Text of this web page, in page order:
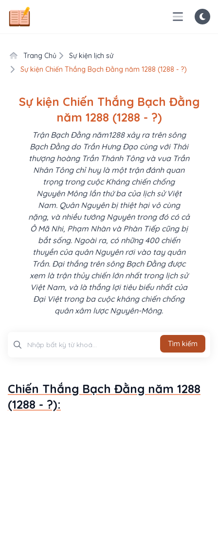
Trang Chủ
Sự kiện lịch sử
Sự kiện Chiến Thắng Bạch Đằng năm 1288 (1288 - ?)
Sự kiện Chiến Thắng Bạch Đằng
năm 1288 (1288 - ?)
Trận Bạch Đằng năm1288 xảy ra trên sông
Bạch Đằng do Trần Hưng Đạo cùng với Thái
thượng hoàng Trần Thánh Tông và vua Trần
Nhân Tông chỉ huy là một trận đánh quan
trọng trong cuộc Kháng chiến chống
Nguyên Mông lần thứ ba của lịch sử Việt
Nam. Quân Nguyên bị thiệt hại vô cùng
nặng, và nhiều tướng Nguyên trong đó có cả
Ô Mã Nhi, Phạm Nhàn và Phàn Tiếp cũng bị
bắt sống. Ngoài ra, có những 400 chiến
thuyền của quân Nguyên rơi vào tay quân
Trần. Đại thắng trên sông Bạch Đằng được
xem là trận thủy chiến lớn nhất trong lịch sử
Việt Nam, và là thắng lợi tiêu biểu nhất của
Đại Việt trong ba cuộc kháng chiến chống
quân xâm lược Nguyên-Mông.
Tìm kiếm
Chiến Thắng Bạch Đằng năm 1288
(1288 - ?):